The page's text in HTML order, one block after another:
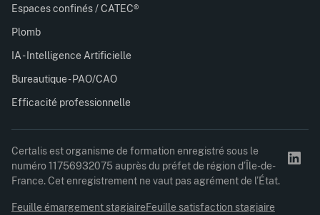
Espaces confinés / CATEC®
Plomb
IA - Intelligence Artificielle
Bureautique - PAO/CAO
Efficacité professionnelle
Certalis est organisme de formation enregistré sous le
numéro 11756932075 auprès du préfet de région d’Île-de-
France. Cet enregistrement ne vaut pas agrément de l’État.
Feuille émargement stagiaireFeuille satisfaction stagiaire